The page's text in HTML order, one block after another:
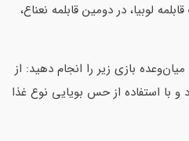
لوبیا، در دومین قابلمه نعناع،
بازی زیر را انجام دهید: از
با استفاده از حس بویایی نوع غذا